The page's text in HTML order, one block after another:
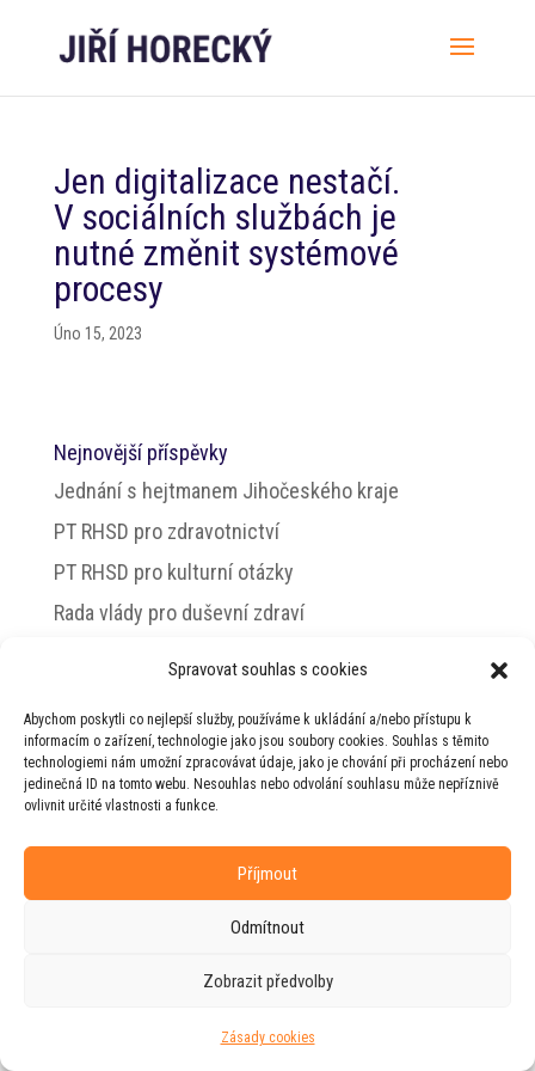
Spravovat souhlas s cookies
Abychom poskytli co nejlepší služby, používáme k ukládání a/nebo přístupu k
informacím o zařízení, technologie jako jsou soubory cookies. Souhlas s těmito
technologiemi nám umožní zpracovávat údaje, jako je chování při procházení nebo
jedinečná ID na tomto webu. Nesouhlas nebo odvolání souhlasu může nepříznivě
ovlivnit určité vlastnosti a funkce.
Příjmout
Odmítnout
Zobrazit předvolby
Zásady cookies
Jen digitalizace nestačí.
V sociálních službách je
nutné změnit systémové
procesy
Úno 15, 2023
Nejnovější příspěvky
Jednání s hejtmanem Jihočeského kraje
PT RHSD pro zdravotnictví
PT RHSD pro kulturní otázky
Rada vlády pro duševní zdraví
© 2026 Jiří Horecký – Osobní stránky Jiřího
Horeckého
Web vytvořila firma